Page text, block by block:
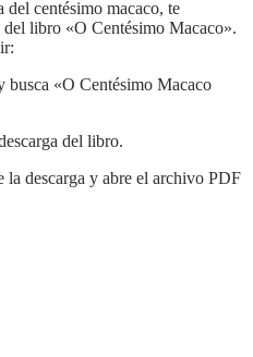
libro «O Centésimo Macaco».
busca «O Centésimo Macaco
del libro.
la descarga y abre el archivo PDF